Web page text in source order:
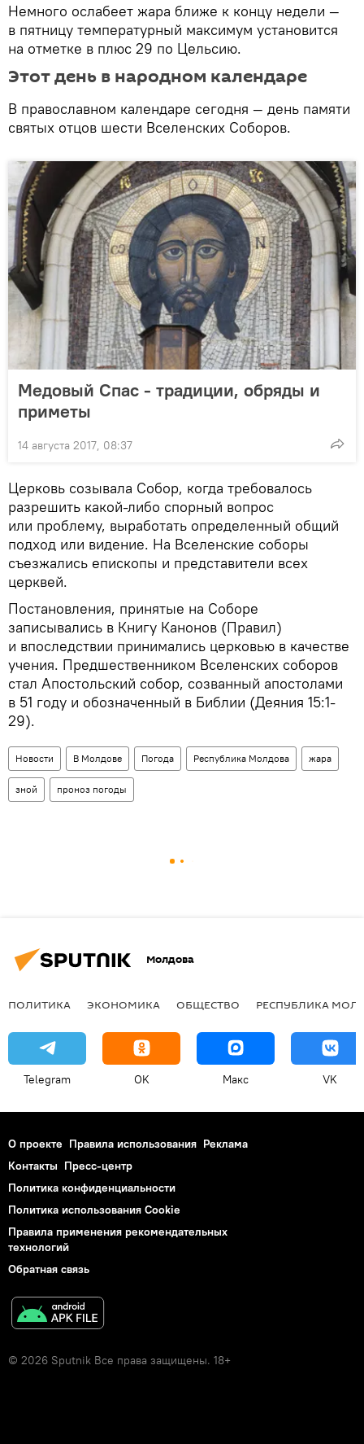
Немного ослабеет жара ближе к концу недели —
в пятницу температурный максимум установится
на отметке в плюс 29 по Цельсию.
Этот день в народном календаре
В православном календаре сегодня — день памяти
святых отцов шести Вселенских Соборов.
Медовый Спас - традиции, обряды и
приметы
14 августа 2017, 08:37
Церковь созывала Собор, когда требовалось
разрешить какой-либо спорный вопрос
или проблему, выработать определенный общий
подход или видение. На Вселенские соборы
съезжались епископы и представители всех
церквей.
Постановления, принятые на Соборе
записывались в Книгу Канонов (Правил)
и впоследствии принимались церковью в качестве
учения. Предшественником Вселенских соборов
стал Апостольский собор, созванный апостолами
в 51 году и обозначенный в Библии (Деяния 15:1-
29).
Новости В Молдове Погода Республика Молдова жара
зной проноз погоды
Молдова
ПОЛИТИКА ЭКОНОМИКА ОБЩЕСТВО РЕСПУБЛИКА
Telegram OK Макс VK
О проекте Правила использования Реклама
Контакты Пресс-центр
Политика конфиденциальности
Политика использования Cookie
Правила применения рекомендательных
технологий
Обратная связь
© 2026 Sputnik Все права защищены. 18+